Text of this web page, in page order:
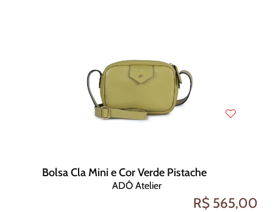
Bolsa Cla Mini e Cor Verde Pistache
ADÔ Atelier
R$ 565,00